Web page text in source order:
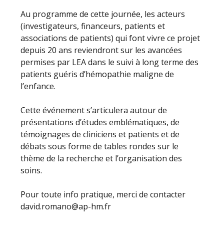
Au programme de cette journée, les acteurs
(investigateurs, financeurs, patients et
associations de patients) qui font vivre ce projet
depuis 20 ans reviendront sur les avancées
permises par LEA dans le suivi à long terme des
patients guéris d’hémopathie maligne de
l’enfance.
Cette événement s’articulera autour de
présentations d’études emblématiques, de
témoignages de cliniciens et patients et de
débats sous forme de tables rondes sur le
thème de la recherche et l’organisation des
soins.
Pour toute info pratique, merci de contacter
david.romano@ap-hm.fr